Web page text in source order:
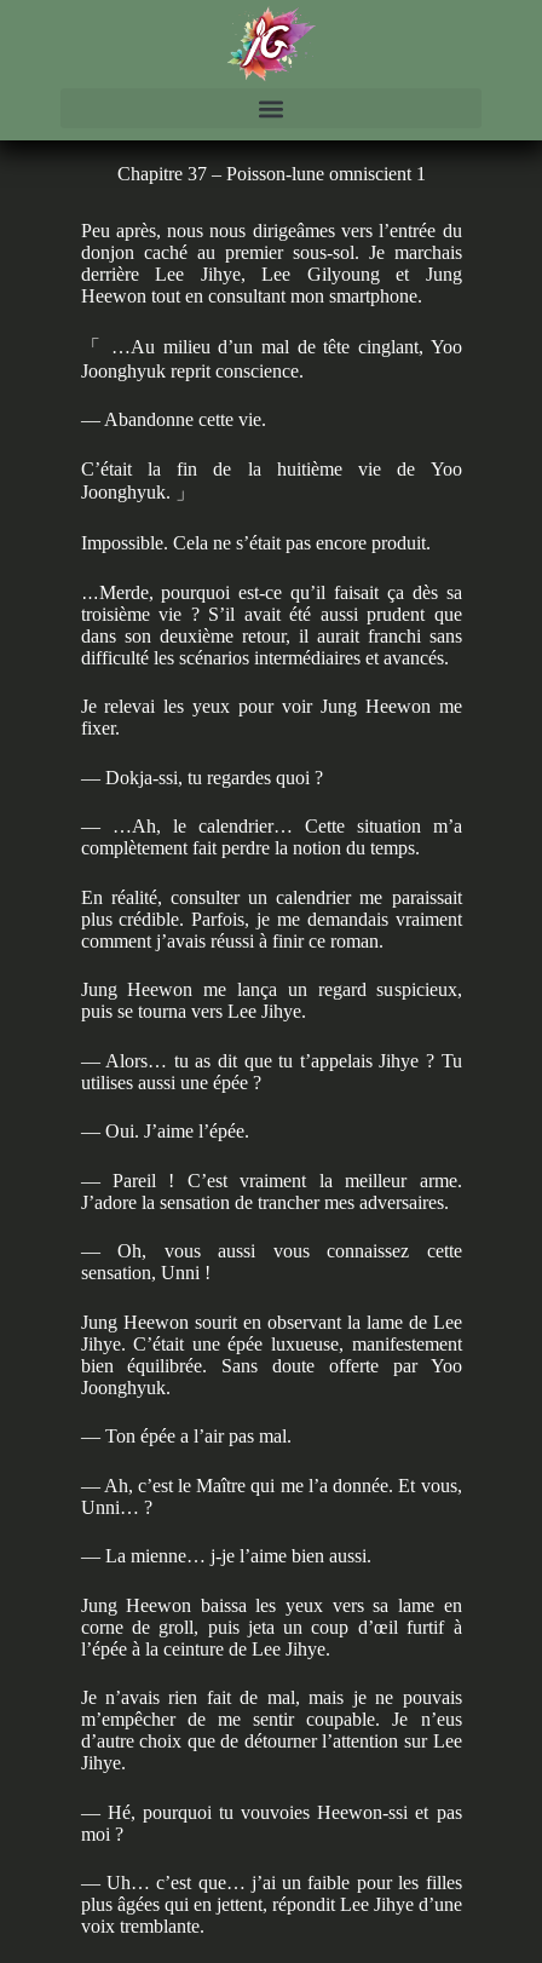
Chapitre 37 – Poisson-lune omniscient 1
Peu après, nous nous dirigeâmes vers l’entrée du
donjon caché au premier sous-sol. Je marchais
derrière Lee Jihye, Lee Gilyoung et Jung
Heewon tout en consultant mon smartphone.
「 …Au milieu d’un mal de tête cinglant, Yoo
Joonghyuk reprit conscience.
— Abandonne cette vie.
C’était la fin de la huitième vie de Yoo
Joonghyuk.
」
Impossible. Cela ne s’était pas encore produit.
…Merde, pourquoi est-ce qu’il faisait ça dès sa
troisième vie ? S’il avait été aussi prudent que
dans son deuxième retour, il aurait franchi sans
difficulté les scénarios intermédiaires et avancés.
Je relevai les yeux pour voir Jung Heewon me
fixer.
— Dokja-ssi, tu regardes quoi ?
— …Ah, le calendrier… Cette situation m’a
complètement fait perdre la notion du temps.
En réalité, consulter un calendrier me paraissait
plus crédible. Parfois, je me demandais vraiment
comment j’avais réussi à finir ce roman.
Jung Heewon me lança un regard suspicieux,
puis se tourna vers Lee Jihye.
— Alors… tu as dit que tu t’appelais Jihye ? Tu
utilises aussi une épée ?
— Oui. J’aime l’épée.
— Pareil ! C’est vraiment la meilleur arme.
J’adore la sensation de trancher mes adversaires.
— Oh, vous aussi vous connaissez cette
sensation, Unni !
Jung Heewon sourit en observant la lame de Lee
Jihye. C’était une épée luxueuse, manifestement
bien équilibrée. Sans doute offerte par Yoo
Joonghyuk.
— Ton épée a l’air pas mal.
— Ah, c’est le Maître qui me l’a donnée. Et vous,
Unni… ?
— La mienne… j-je l’aime bien aussi.
Jung Heewon baissa les yeux vers sa lame en
corne de groll, puis jeta un coup d’œil furtif à
l’épée à la ceinture de Lee Jihye.
Je n’avais rien fait de mal, mais je ne pouvais
m’empêcher de me sentir coupable. Je n’eus
d’autre choix que de détourner l’attention sur Lee
Jihye.
— Hé, pourquoi tu vouvoies Heewon-ssi et pas
moi ?
— Uh… c’est que… j’ai un faible pour les filles
plus âgées qui en jettent, répondit Lee Jihye d’une
voix tremblante.